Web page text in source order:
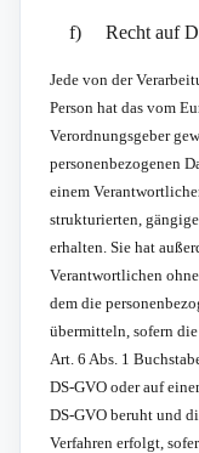
f) Recht auf
Jede von der
Person hat das vom
Verordnungsgeber
personenbezogenen
einem
strukturierten,
erhalten. Sie hat
Verantwortlichen
dem die
übermitteln, sofern
Art. 6 Abs. 1
DS-GVO oder auf
DS-GVO beruht und
Verfahren erfolgt,